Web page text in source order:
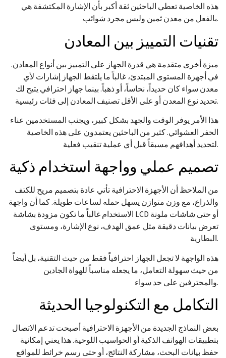
هذه الخاصية تعطي الباحثين ثقة أكبر بأن الإشارة المكتشفة هي
بالفعل من معدن ثمين وليس مجرد شوائب.
تقنيات التمييز بين المعادن
ميزة أخرى متقدمة هي قدرة الجهاز على التمييز بين أنواع المعادن.
في أجهزة المستوى المبتدئ، غالباً ما يلتقط الجهاز إشارات لأي
معدن سواء كان حديداً، نحاساً، أو ذهباً. بينما جهاز احترافي يتيح لك
تحديد نوع المعدن أو على الأقل تصنيف المعادن إلى فئات رئيسية.
هذا الأمر يوفر الوقت والجهد بشكل كبير، ويجنب المستخدمين عناء
الحفر العشوائي. كثير من الباحثين يعتمدون على هذه الخاصية
لتحديد أهدافهم مسبقاً قبل أي عملية تنقيب فعلية.
تصميم عملي وواجهة استخدام ذكية
من الملاحظ أن الأجهزة الاحترافية تأتي عادة بتصميم مريح للكتف
والذراع، مع وزن متوازن يسهل حمله لساعات طويلة. كما أن واجهة
الاستخدام غالباً ما تكون مزودة بشاشة LCD أو حتى شاشات ملونة
تعرض بيانات دقيقة مثل عمق الهدف، نوع الإشارة، ومستوى
البطارية.
هذه الواجهة لا تجعل الجهاز احترافياً فقط من حيث التقنية، بل أيضاً
من حيث سهولة التعامل، ما يجعله مناسباً للهواة الجادين
والمحترفين على حد سواء.
التكامل مع التكنولوجيا الحديثة
بعض النماذج الجديدة من الأجهزة الاحترافية أصبحت تدعم الاتصال
بتطبيقات الهواتف الذكية أو الحواسيب اللوحية. هذا يعني إمكانية
حفظ بيانات البحث، مشاركة النتائج، أو حتى رسم خرائط للمواقع